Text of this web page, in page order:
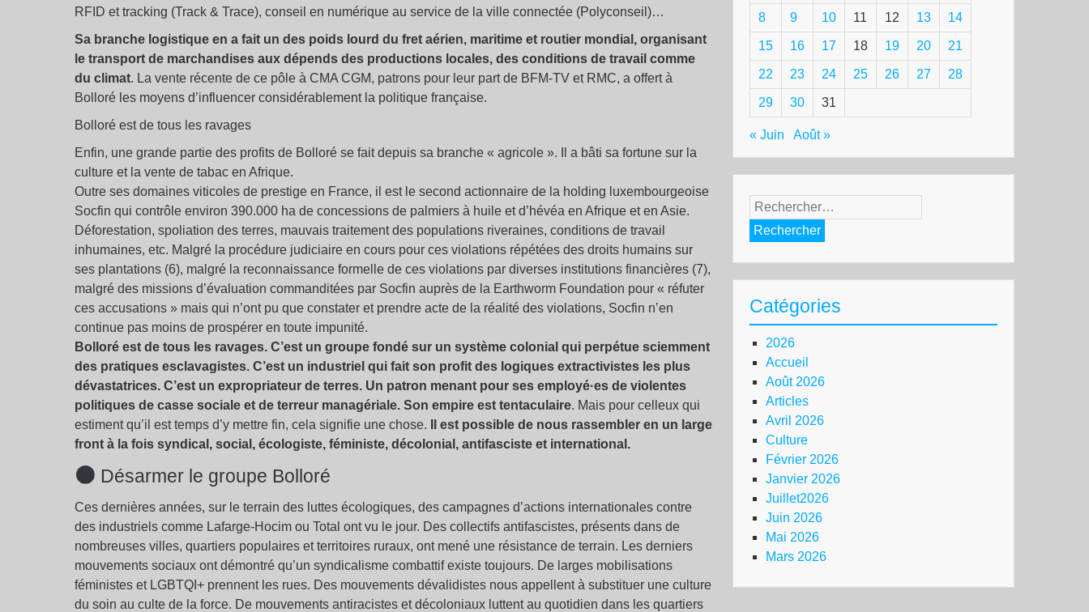
RFID et tracking (Track & Trace), conseil en numérique au service de la ville connectée (Polyconseil)…
Sa branche logistique en a fait un des poids lourd du fret aérien, maritime et routier mondial, organisant
le transport de marchandises aux dépends des productions locales, des conditions de travail comme
du climat. La vente récente de ce pôle à CMA CGM, patrons pour leur part de BFM-TV et RMC, a offert à
Bolloré les moyens d’influencer considérablement la politique française.
Bolloré est de tous les ravages
Enfin, une grande partie des profits de Bolloré se fait depuis sa branche « agricole ». Il a bâti sa fortune sur la
culture et la vente de tabac en Afrique.
Outre ses domaines viticoles de prestige en France, il est le second actionnaire de la holding luxembourgeoise
Socfin qui contrôle environ 390.000 ha de concessions de palmiers à huile et d’hévéa en Afrique et en Asie.
Déforestation, spoliation des terres, mauvais traitement des populations riveraines, conditions de travail
inhumaines, etc. Malgré la procédure judiciaire en cours pour ces violations répétées des droits humains sur
ses plantations (6), malgré la reconnaissance formelle de ces violations par diverses institutions financières (7),
malgré des missions d’évaluation commanditées par Socfin auprès de la Earthworm Foundation pour « réfuter
ces accusations » mais qui n’ont pu que constater et prendre acte de la réalité des violations, Socfin n’en
continue pas moins de prospérer en toute impunité.
Bolloré est de tous les ravages. C’est un groupe fondé sur un système colonial qui perpétue sciemment
des pratiques esclavagistes. C’est un industriel qui fait son profit des logiques extractivistes les plus
dévastatrices. C’est un expropriateur de terres. Un patron menant pour ses employé·es de violentes
politiques de casse sociale et de terreur managériale. Son empire est tentaculaire. Mais pour celleux qui
estiment qu’il est temps d’y mettre fin, cela signifie une chose.
Il est possible de nous rassembler en un large
front à la fois syndical, social, écologiste, féministe, décolonial, antifasciste et international.
Désarmer le groupe Bolloré
Ces dernières années, sur le terrain des luttes écologiques, des campagnes d’actions internationales contre
des industriels comme Lafarge-Hocim ou Total ont vu le jour. Des collectifs antifascistes, présents dans de
nombreuses villes, quartiers populaires et territoires ruraux, ont mené une résistance de terrain. Les derniers
mouvements sociaux ont démontré qu’un syndicalisme combattif existe toujours. De larges mobilisations
féministes et LGBTQI+ prennent les rues. Des mouvements dévalidistes nous appellent à substituer une culture
du soin au culte de la force. De mouvements antiracistes et décoloniaux luttent au quotidien dans les quartiers
8 9 10 11 12 13 14
15 16 17 18 19 20 21
22 23 24 25 26 27 28
29 30 31
« Juin Août »
Rechercher :
Catégories
2026
Accueil
Août 2026
Articles
Avril 2026
Culture
Février 2026
Janvier 2026
Juillet2026
Juin 2026
Mai 2026
Mars 2026